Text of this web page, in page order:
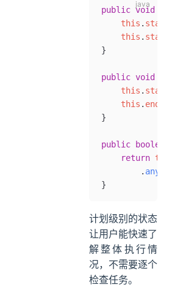
public void
    this
.
    this
.
}
public void
    this
.
    this
.
}
public boolean
    return
        .
}
计划级别的状态
让用户能快速了
解整体执行情
况，不需要逐个
检查任务。